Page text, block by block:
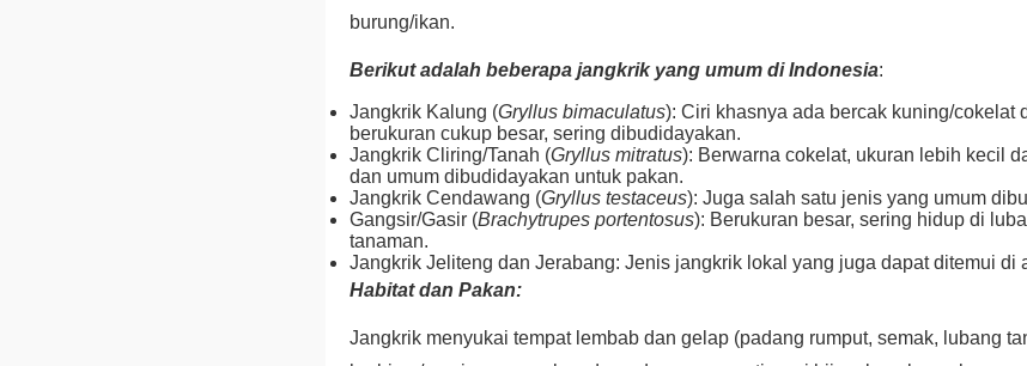
burung/ikan.
Berikut adalah beberapa jangkrik yang umum di Indonesia:
Jangkrik Kalung (Gryllus bimaculatus): Ciri khasnya ada bercak kuning/cokelat
berukuran cukup besar, sering dibudidayakan.
Jangkrik Cliring/Tanah (Gryllus mitratus): Berwarna cokelat, ukuran lebih kecil
dan umum dibudidayakan untuk pakan.
Jangkrik Cendawang (Gryllus testaceus): Juga salah satu jenis yang umum
Gangsir/Gasir (Brachytrupes portentosus): Berukuran besar, sering hidup di
tanaman.
Jangkrik Jeliteng dan Jerabang: Jenis jangkrik lokal yang juga dapat ditemui di
Habitat dan Pakan:
Jangkrik menyukai tempat lembab dan gelap (padang rumput, semak, lubang